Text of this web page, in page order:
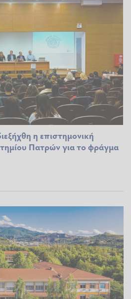
η επιστημονική
Πατρών για το φράγμα